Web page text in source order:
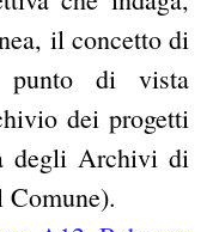
il concetto di
di vista
dei progetti
degli Archivi di